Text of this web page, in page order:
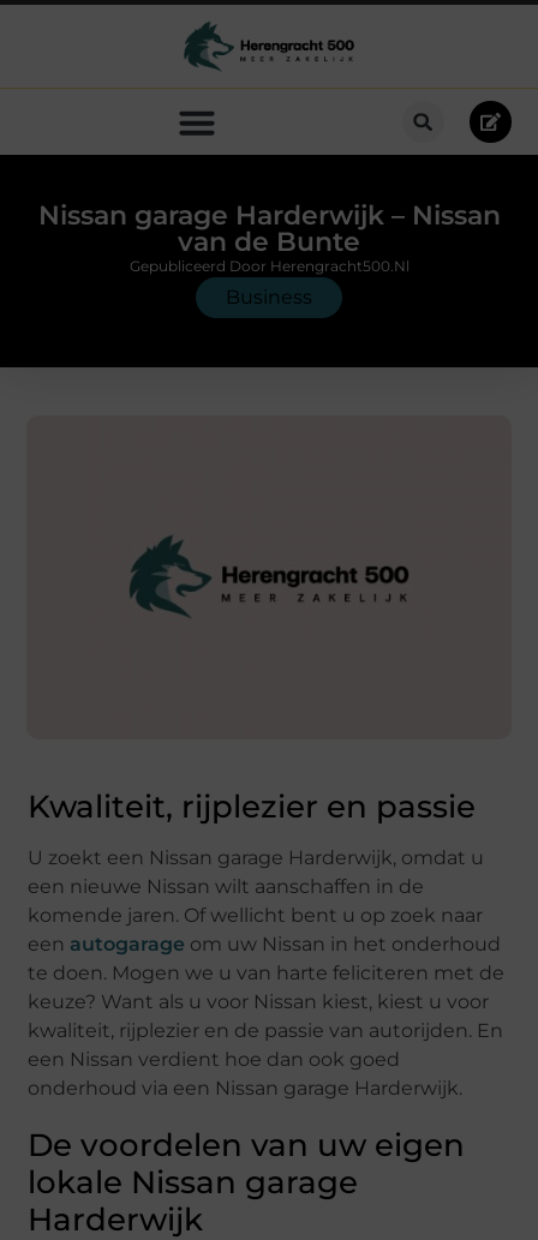
Nissan garage Harderwijk – Nissan
van de Bunte
Business
Gepubliceerd Door Herengracht500.nl
Kwaliteit, rijplezier en passie
U zoekt een Nissan garage Harderwijk, omdat u
een nieuwe Nissan wilt aanschaffen in de
komende jaren. Of wellicht bent u op zoek naar
een autogarage om uw Nissan in het onderhoud
te doen. Mogen we u van harte feliciteren met de
keuze? Want als u voor Nissan kiest, kiest u voor
kwaliteit, rijplezier en de passie van autorijden. En
een Nissan verdient hoe dan ook goed
onderhoud via een Nissan garage Harderwijk.
De voordelen van uw eigen
lokale Nissan garage
Harderwijk